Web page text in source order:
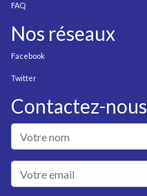
FAQ
Nos réseaux
Facebook
Twitter
Contactez-nous